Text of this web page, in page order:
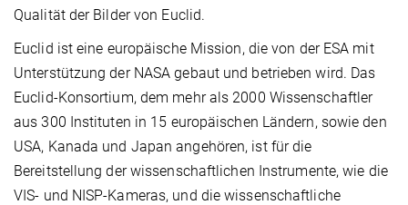
Qualität der Bilder von Euclid.
Euclid ist eine europäische Mission, die von der ESA mit
Unterstützung der NASA gebaut und betrieben wird. Das
Euclid-Konsortium, dem mehr als 2000 Wissenschaftler
aus 300 Instituten in 15 europäischen Ländern, sowie den
USA, Kanada und Japan angehören, ist für die
Bereitstellung der wissenschaftlichen Instrumente, wie die
VIS- und NISP-Kameras, und die wissenschaftliche